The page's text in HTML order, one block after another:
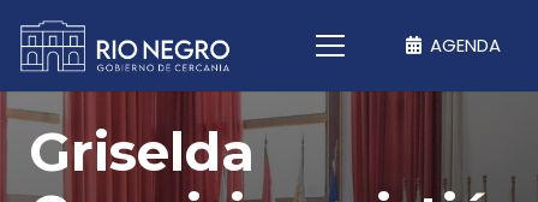
AGENDA
Griselda